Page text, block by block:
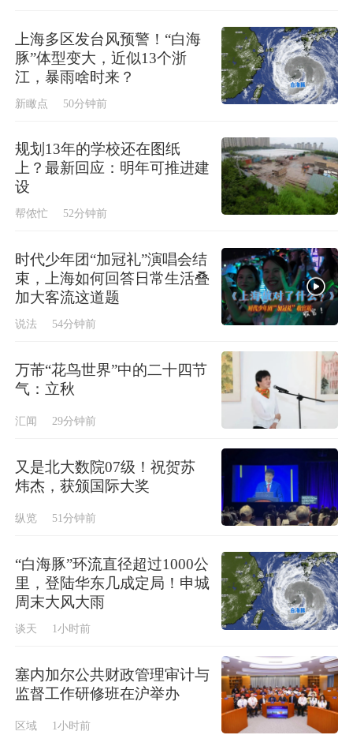
上海多区发台风预警！“白海
豚”体型变大，近似13个浙
江，暴雨啥时来？
新瞰点 50分钟前
规划13年的学校还在图纸
上？最新回应：明年可推进建
设
帮侬忙 52分钟前
时代少年团“加冠礼”演唱会结
束，上海如何回答日常生活叠
加大客流这道题
说法 54分钟前
万芾“花鸟世界”中的二十四节
气：立秋
汇闻 29分钟前
又是北大数院07级！祝贺苏
炜杰，获颁国际大奖
纵览 51分钟前
“白海豚”环流直径超过1000公
里，登陆华东几成定局！申城
周末大风大雨
谈天 1小时前
塞内加尔公共财政管理审计与
监督工作研修班在沪举办
区域 1小时前